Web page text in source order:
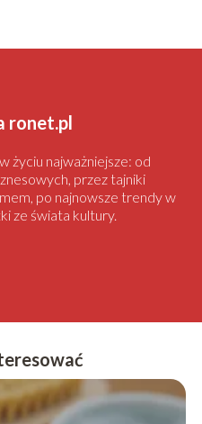
ronet.pl
życiu najważniejsze: od
przez tajniki
po najnowsze trendy w
ze świata kultury.